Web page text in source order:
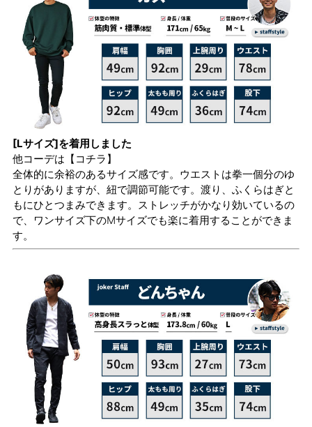
[Lサイズ]を着用しました
他コーデは 【コチラ】
全体的に余裕のあるサイズ感です。ウエストは拳一個分のゆ
とりがありますが、紐で調節可能です。渡り、ふくらはぎと
もにひとつまみできます。ストレッチがかなり効いているの
で、ワンサイズ下のMサイズでも楽に着用することができま
す。